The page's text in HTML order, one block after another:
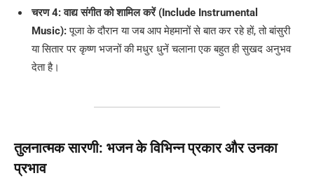
चरण 4: वाद्य संगीत को शामिल करें (Include Instrumental
Music):पूजा के दौरान या जब आप मेहमानों से बात कर रहे हों, तो बांसुरी
या सितार पर कृष्ण भजनों की मधुर धुनें चलाना एक बहुत ही सुखद अनुभव
देता है।
तुलनात्मक सारणी: भजन के विभिन्न प्रकार और उनका
प्रभाव